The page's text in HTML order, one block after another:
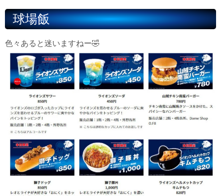
球場飯
色々あると迷いますねー🤣